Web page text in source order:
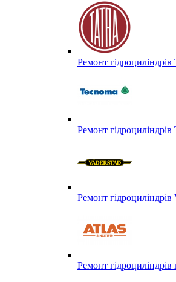
Ремонт гідроциліндрів
Ремонт гідроциліндрів
Ремонт гідроциліндрів
Ремонт